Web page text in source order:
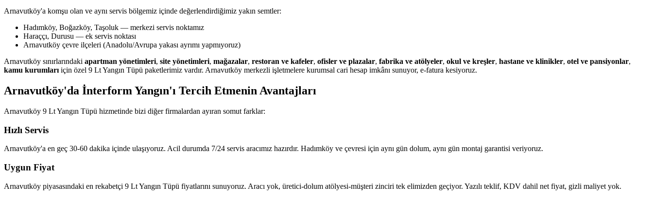
Arnavutköy'a komşu olan ve aynı servis bölgemiz içinde değerlendirdiğimiz yakın semtler:
Hadımköy, Boğazköy, Taşoluk — merkezi servis noktamız
Haraççı, Durusu — ek servis noktası
Arnavutköy çevre ilçeleri (Anadolu/Avrupa yakası ayrımı yapmıyoruz)
Arnavutköy sınırlarındaki apartman yönetimleri, site yönetimleri, mağazalar, restoran ve kafeler, ofisler ve plazalar, fabrika ve atölyeler, okul ve kreşler, hastane ve klinikler, otel ve pansiyonlar,
kamu kurumları için özel 9 Lt Yangın Tüpü paketlerimiz vardır. Arnavutköy merkezli işletmelere kurumsal cari hesap imkânı sunuyor, e-fatura kesiyoruz.
Arnavutköy'da İnterform Yangın'ı Tercih Etmenin Avantajları
Arnavutköy 9 Lt Yangın Tüpü hizmetinde bizi diğer firmalardan ayıran somut farklar:
Hızlı Servis
Arnavutköy'a en geç 30-60 dakika içinde ulaşıyoruz. Acil durumda 7/24 servis aracımız hazırdır. Hadımköy ve çevresi için aynı gün dolum, aynı gün montaj garantisi veriyoruz.
Uygun Fiyat
Arnavutköy piyasasındaki en rekabetçi 9 Lt Yangın Tüpü fiyatlarını sunuyoruz. Aracı yok, üretici-dolum atölyesi-müşteri zinciri tek elimizden geçiyor. Yazılı teklif, KDV dahil net fiyat, gizli maliyet yok.